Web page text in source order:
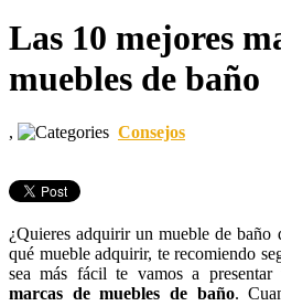
Las 10 mejores
muebles de baño
, Consejos
¿Quieres adquirir un mueble de baño
qué mueble adquirir, te recomiendo
sea más fácil te vamos a
marcas de muebles de baño.